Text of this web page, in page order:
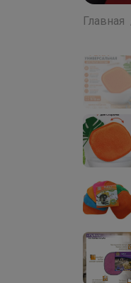
Главная